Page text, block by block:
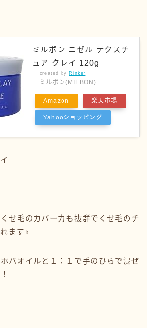
ミルボン ニゼル テクスチ
ュア クレイ 120g
created by Rinker
ミルボン(MILBON)
Amazon 楽天市場
Yahooショッピング
せ毛のカバー力も抜群でくせ毛のチ
ます♪
ホバオイルと１：１で手のひらで混ぜ